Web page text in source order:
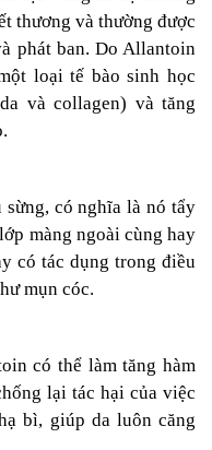
thương và thường được
phát ban. Do Allantoin
loại tế bào sinh học
và collagen) và tăng
có nghĩa là nó tẩy
màng ngoài cùng hay
có tác dụng trong điều
mụn cóc.
có thể làm tăng hàm
lại tác hại của việc
bì, giúp da luôn căng